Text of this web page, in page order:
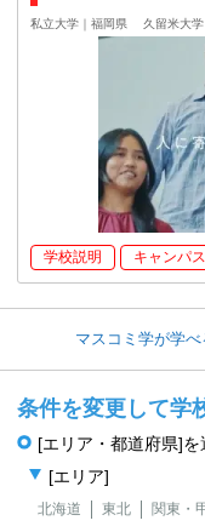
私立大学｜福岡県 久留米大学
学校説明 キャンパ
マスコミ学が学
条件を変更して学
[エリア・都道府県]
[エリア]
北海道 東北 関東・